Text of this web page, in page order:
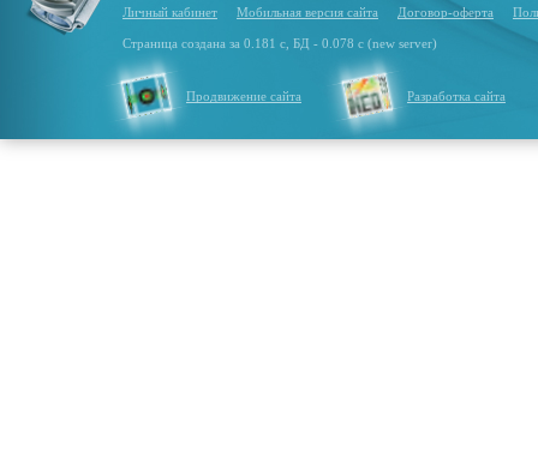
Личный кабинет Мобильная версия сайта Договор-оферта
Страница создана за 0.181 с, БД - 0.078 с (new server)
Продвижение сайта Разработка сайта